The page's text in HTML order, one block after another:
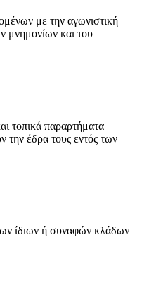
με την αγωνιστική
μνημονίων και του
τοπικά παραρτήματα
την έδρα τους εντός των
ίδιων ή συναφών κλάδων